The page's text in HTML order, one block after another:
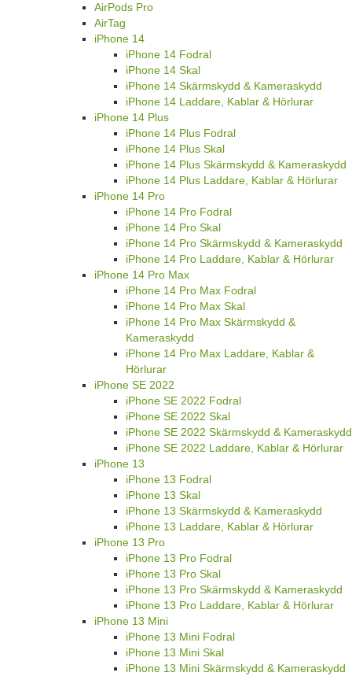
AirPods Pro
AirTag
iPhone 14
iPhone 14 Fodral
iPhone 14 Skal
iPhone 14 Skärmskydd & Kameraskydd
iPhone 14 Laddare, Kablar & Hörlurar
iPhone 14 Plus
iPhone 14 Plus Fodral
iPhone 14 Plus Skal
iPhone 14 Plus Skärmskydd & Kameraskydd
iPhone 14 Plus Laddare, Kablar & Hörlurar
iPhone 14 Pro
iPhone 14 Pro Fodral
iPhone 14 Pro Skal
iPhone 14 Pro Skärmskydd & Kameraskydd
iPhone 14 Pro Laddare, Kablar & Hörlurar
iPhone 14 Pro Max
iPhone 14 Pro Max Fodral
iPhone 14 Pro Max Skal
iPhone 14 Pro Max Skärmskydd &
Kameraskydd
iPhone 14 Pro Max Laddare, Kablar &
Hörlurar
iPhone SE 2022
iPhone SE 2022 Fodral
iPhone SE 2022 Skal
iPhone SE 2022 Skärmskydd & Kameraskydd
iPhone SE 2022 Laddare, Kablar & Hörlurar
iPhone 13
iPhone 13 Fodral
iPhone 13 Skal
iPhone 13 Skärmskydd & Kameraskydd
iPhone 13 Laddare, Kablar & Hörlurar
iPhone 13 Pro
iPhone 13 Pro Fodral
iPhone 13 Pro Skal
iPhone 13 Pro Skärmskydd & Kameraskydd
iPhone 13 Pro Laddare, Kablar & Hörlurar
iPhone 13 Mini
iPhone 13 Mini Fodral
iPhone 13 Mini Skal
iPhone 13 Mini Skärmskydd & Kameraskydd